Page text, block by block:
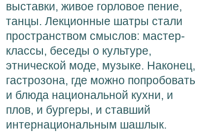
выставки, живое горловое пение,
танцы. Лекционные шатры стали
пространством смыслов: мастер-
классы, беседы о культуре,
этнической моде, музыке. Наконец,
гастрозона, где можно попробовать
и блюда национальной кухни, и
плов, и бургеры, и ставший
интернациональным шашлык.